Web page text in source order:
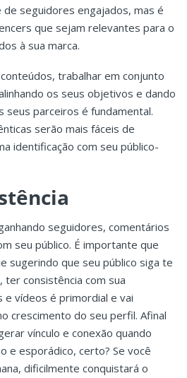
seguidores engajados, mas é
que sejam relevantes para o
à sua marca.
trabalhar em conjunto
os seus objetivos e dando
seus parceiros é fundamental.
serão mais fáceis de
identificação com seu público-
seguidores, comentários
seu público. É importante que
sugerindo que seu público siga te
ter consistência com sua
vídeos é primordial e vai
crescimento do seu perfil. Afinal
vínculo e conexão quando
e esporádico, certo? Se você
dificilmente conquistará o